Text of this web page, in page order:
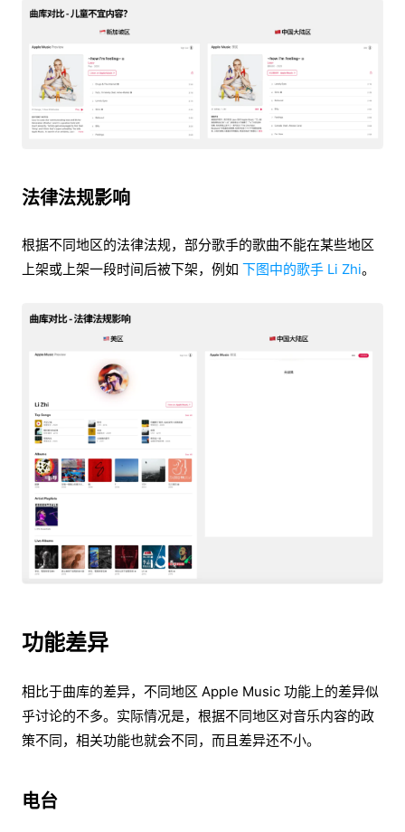
法律法规影响
根据不同地区的法律法规，部分歌手的歌曲不能在某些地区
上架或上架一段时间后被下架，例如 下图中的歌手 Li Zhi。
功能差异
相比于曲库的差异，不同地区 Apple Music 功能上的差异似
乎讨论的不多。实际情况是，根据不同地区对音乐内容的政
策不同，相关功能也就会不同，而且差异还不小。
电台